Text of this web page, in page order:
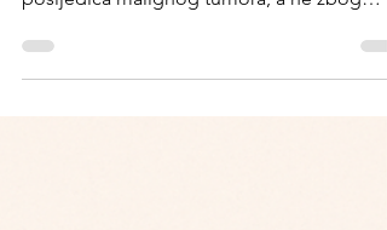
i kliničkih znakova koji nastaju kao neizravna
posljedica malignog tumora, a ne zbog